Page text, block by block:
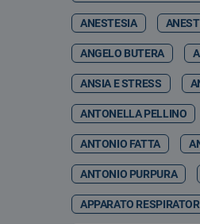
ANESTESIA
ANGELO BUTERA
ANSIA E STRESS
ANTONELLA PELLINO
ANTONIO FATTA
ANTONIO PURPURA
APPARATO